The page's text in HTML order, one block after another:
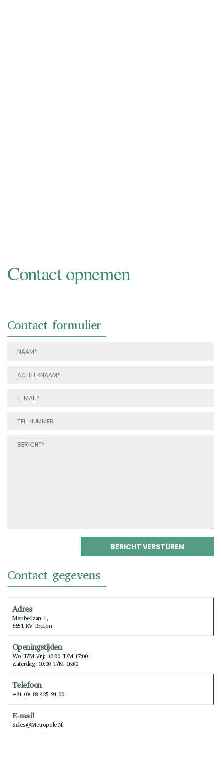
Contact opnemen
Contact formulier
Contact gegevens
Adres
Meubellaan 1,
6651 KV Druten
Openingstijden
Wo T/m Vrij: 10:00 T/m 17:00
Zaterdag: 10:00 T/m 16:00
Telefoon
+31 (0) 88 425 94 00
E-mail
Sales@metropole.nl